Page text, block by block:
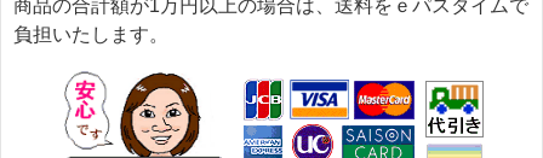
商品の合計額が1万円以上の場合は、送料をｅパスタイムで
負担いたします。